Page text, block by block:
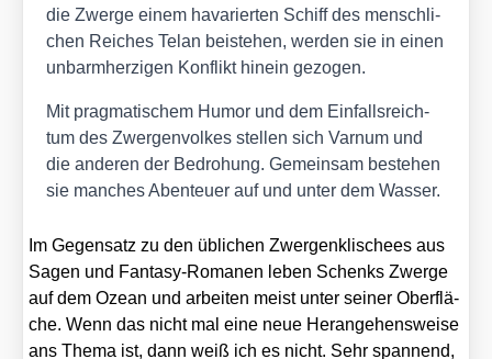
die Zwer­ge einem hava­rier­ten Schiff des mensch­li­
chen Rei­ches Telan bei­ste­hen, wer­den sie in einen
unbarm­her­zi­gen Kon­flikt hin­ein gezo­gen.
Mit prag­ma­ti­schem Humor und dem Ein­falls­reich­
tum des Zwer­gen­vol­kes stel­len sich Var­num und
die ande­ren der Bedro­hung. Gemein­sam bestehen
sie man­ches Aben­teu­er auf und unter dem Was­ser.
Im Gegen­satz zu den übli­chen Zwer­gen­kli­schees aus
Sagen und Fan­ta­sy-Roma­nen leben Schenks Zwer­ge
auf dem Oze­an und arbei­ten meist unter sei­ner Ober­flä­
che. Wenn das nicht mal eine neue Her­an­ge­hens­wei­se
ans The­ma ist, dann weiß ich es nicht. Sehr span­nend,